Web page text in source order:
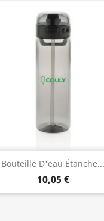
Bouteille D'eau Étanche...
10,05 €
Aperçu rapide